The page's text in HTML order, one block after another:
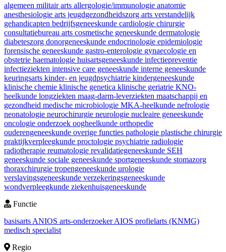
algemeen militair arts allergologie/immunologie anatomie
anesthesiologie arts jeugdgezondheidszorg arts verstandelijk
gehandicapten bedrijfsgeneeskunde cardiologie chirurgie
consultatiebureau arts cosmetische geneeskunde dermatologie
diabeteszorg donorgeneeskunde endocrinologie epidemiologie
forensische geneeskunde gastro-enterologie gynaecologie en
obstetrie haematologie huisartsgeneeskunde infectiepreventie
infectieziekten intensive care geneeskunde interne geneeskunde
keuringsarts kinder- en jeugdpsychiatrie kindergeneeskunde
klinische chemie klinische genetica klinische geriatrie KNO-
heelkunde longziekten maag-darm-leverziekten maatschappij en
gezondheid medische microbiologie MKA-heelkunde nefrologie
neonatologie neurochirurgie neurologie nucleaire geneeskunde
oncologie onderzoek oogheelkunde orthopedie
ouderengeneeskunde overige functies pathologie plastische chirurgie
praktijkverpleegkunde proctologie psychiatrie radiologie
radiotherapie reumatologie revalidatiegeneeskunde SEH
geneeskunde sociale geneeskunde sportgeneeskunde stomazorg
thoraxchirurgie tropengeneeskunde urologie
verslavingsgeneeskunde verzekeringsgeneeskunde
wondverpleegkunde ziekenhuisgeneeskunde
Functie
basisarts ANIOS arts-onderzoekerAIOS profielarts (KNMG)
medisch specialist
Regio